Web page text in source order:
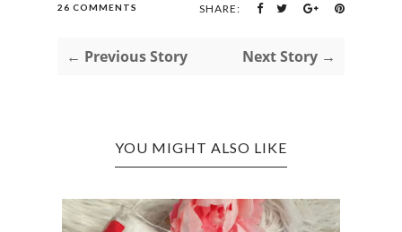
26 COMMENTS SHARE:
← Previous Story Next Story →
YOU MIGHT ALSO LIKE